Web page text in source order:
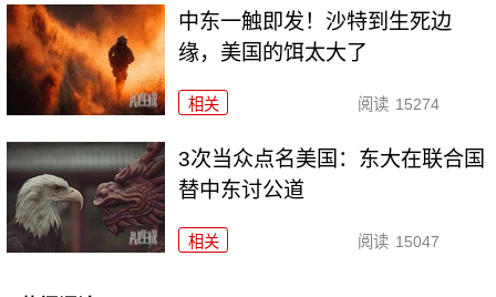
中东一触即发！沙特到生死边
缘，美国的饵太大了
相关 阅读 15274
3次当众点名美国：东大在联合国
替中东讨公道
相关 阅读 15047